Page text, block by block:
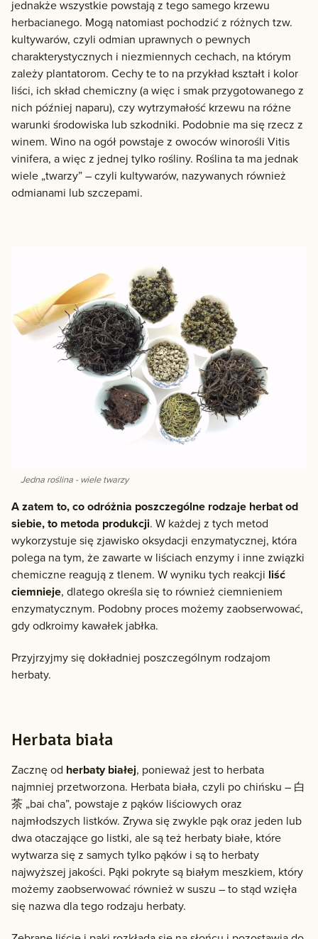
jednakże wszystkie powstają z tego samego krzewu
herbacianego. Mogą natomiast pochodzić z różnych tzw.
kultywarów, czyli odmian uprawnych o pewnych
charakterystycznych i niezmiennych cechach, na którym
zależy plantatorom. Cechy te to na przykład kształt i kolor
liści, ich skład chemiczny (a więc i smak przygotowanego z
nich później naparu), czy wytrzymałość krzewu na różne
warunki środowiska lub szkodniki. Podobnie ma się rzecz z
winem. Wino na ogół powstaje z owoców winorośli Vitis
vinifera, a więc z jednej tylko rośliny. Roślina ta ma jednak
wiele „twarzy” – czyli kultywarów, nazywanych również
odmianami lub szczepami.
Jedna roślina - wiele twarzy
A zatem to, co odróżnia poszczególne rodzaje herbat od
siebie, to metoda produkcji. W każdej z tych metod
wykorzystuje się zjawisko oksydacji enzymatycznej, która
polega na tym, że zawarte w liściach enzymy i inne związki
chemiczne reagują z tlenem. W wyniku tych reakcji liść
ciemnieje, dlatego określa się to również ciemnieniem
enzymatycznym. Podobny proces możemy zaobserwować,
gdy odkroimy kawałek jabłka.
Przyjrzyjmy się dokładniej poszczególnym rodzajom
herbaty.
Herbata biała
Zacznę od herbaty białej, ponieważ jest to herbata
najmniej przetworzona. Herbata biała, czyli po chińsku – 白
茶 „bai cha”, powstaje z pąków liściowych oraz
najmłodszych listków. Zrywa się zwykle pąk oraz jeden lub
dwa otaczające go listki, ale są też herbaty białe, które
wytwarza się z samych tylko pąków i są to herbaty
najwyższej jakości. Pąki pokryte są białym meszkiem, który
możemy zaobserwować również w suszu – to stąd wzięła
się nazwa dla tego rodzaju herbaty.